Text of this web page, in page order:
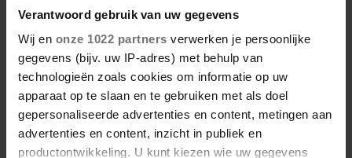
Verantwoord gebruik van uw gegevens
Wij en onze 1022 partners verwerken je persoonlijke
gegevens (bijv. uw IP-adres) met behulp van
technologieën zoals cookies om informatie op uw
apparaat op te slaan en te gebruiken met als doel
gepersonaliseerde advertenties en content, metingen aan
advertenties en content, inzicht in publiek en
productontwikkeling. U kunt kiezen wie uw gegevens
De nieuwe Mijn Geheim ligt nu in de winkel
Abonneren
Digitaal lezen